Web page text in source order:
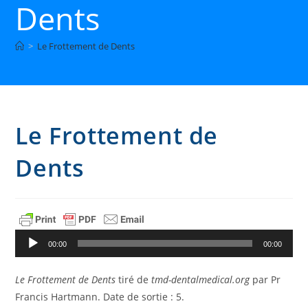
Dents
> Le Frottement de Dents
Le Frottement de
Dents
audio
00:00 00:00
Le Frottement de Dents tiré detmd-dentalmedical.orgpar Pr
Francis Hartmann. Date de sortie : 5.